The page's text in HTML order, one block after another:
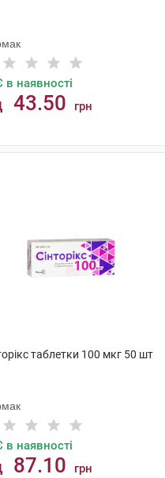
в наявності
43.50 грн
таблетки 100 мкг 50 шт
в наявності
87.10 грн